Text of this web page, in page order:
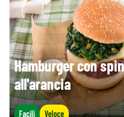
Hamburger con
all'arancia
Facili Veloce